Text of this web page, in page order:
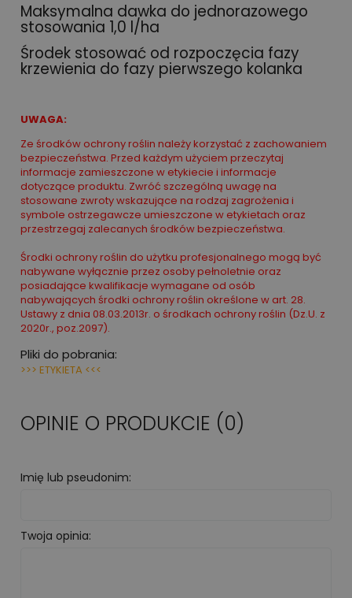
Maksymalna dawka do jednorazowego
stosowania 1,0 l/ha
Środek stosować od rozpoczęcia fazy
krzewienia do fazy pierwszego kolanka
UWAGA:
Ze środków ochrony roślin należy korzystać z zachowaniem
bezpieczeństwa. Przed każdym użyciem przeczytaj
informacje zamieszczone w etykiecie i informacje
dotyczące produktu. Zwróć szczególną uwagę na
stosowane zwroty wskazujące na rodzaj zagrożenia i
symbole ostrzegawcze umieszczone w etykietach oraz
przestrzegaj zalecanych środków bezpieczeństwa.
Środki ochrony roślin do użytku profesjonalnego mogą być
nabywane wyłącznie przez osoby pełnoletnie oraz
posiadające kwalifikacje wymagane od osób
nabywających środki ochrony roślin określone w art. 28.
Ustawy z dnia 08.03.2013r. o środkach ochrony roślin (Dz.U. z
2020r., poz.2097).
Pliki do pobrania:
>>> ETYKIETA <<<
OPINIE O PRODUKCIE (0)
Imię lub pseudonim:
Twoja opinia: